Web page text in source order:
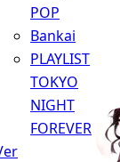
POP
Bankai
PLAYLIST
TOKYO
NIGHT
FOREVER